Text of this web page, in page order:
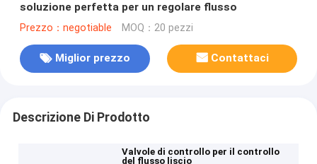
soluzione perfetta per un regolare flusso
Prezzo：negotiable MOQ：20 pezzi
Miglior prezzo Contattaci
Descrizione Di Prodotto
Valvole di controllo per il controllo
del flusso liscio